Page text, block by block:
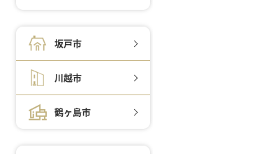
坂戸市
川越市
鶴ヶ島市